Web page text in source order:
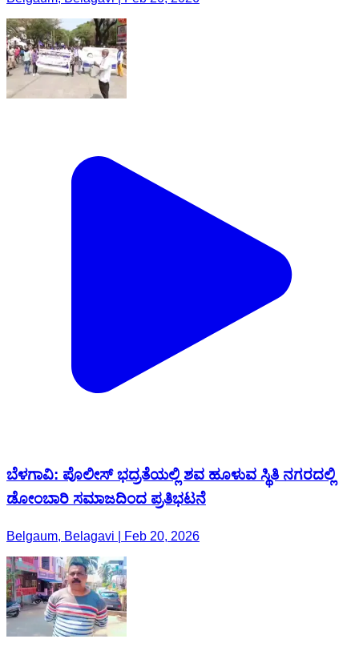
ಬೆಳಗಾವಿ: ಪೊಲೀಸ್ ಭದ್ರತೆಯಲ್ಲಿ ಶವ ಹೂಳುವ ಸ್ಥಿತಿ ನಗರದಲ್ಲಿ
ಡೋಂಬಾರಿ ಸಮಾಜದಿಂದ ಪ್ರತಿಭಟನೆ
Belgaum, Belagavi | Feb 20, 2026